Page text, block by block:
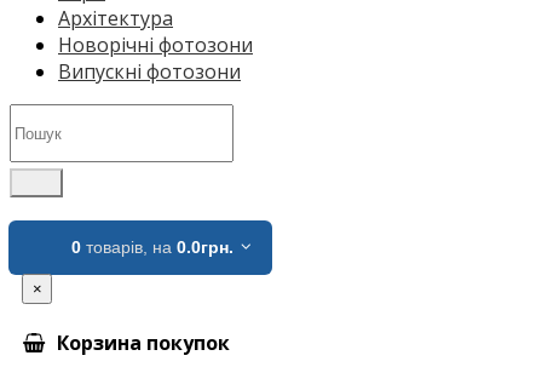
Архітектура
Новорічні фотозони
Випускні фотозони
0 товарів, на 0.0грн.
×
Корзина покупок